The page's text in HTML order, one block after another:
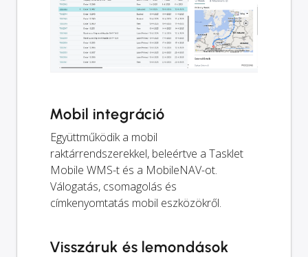
Mobil integráció
Együttműködik a mobil
raktárrendszerekkel, beleértve a Tasklet
Mobile WMS-t és a MobileNAV-ot.
Válogatás, csomagolás és
címkenyomtatás mobil eszközökről.
Visszáruk és lemondások